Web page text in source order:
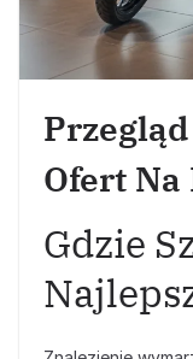
Ofert
Gdzie